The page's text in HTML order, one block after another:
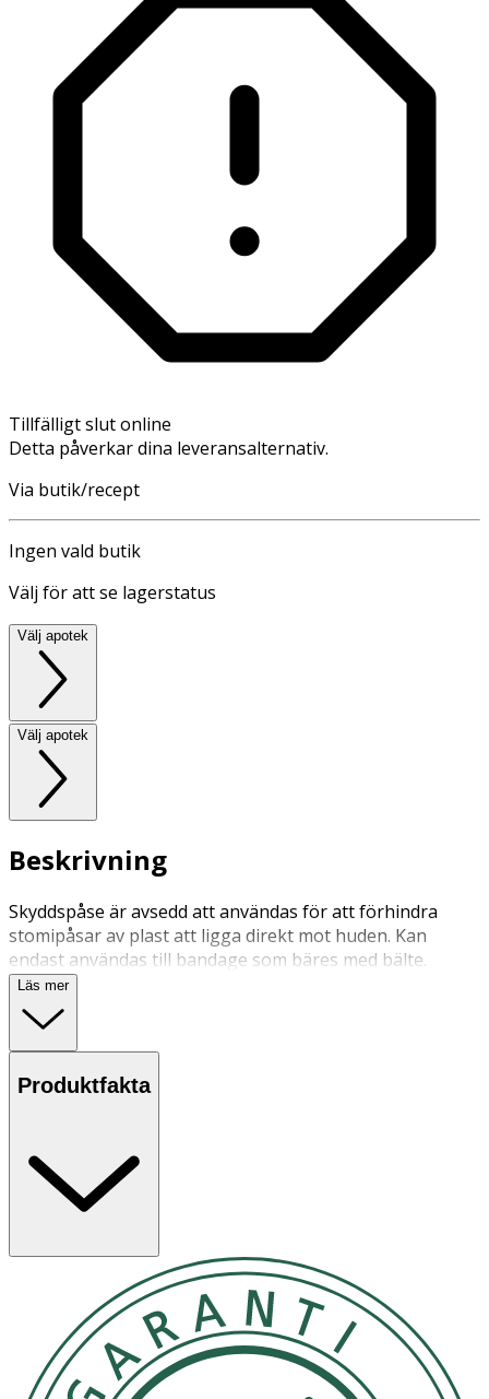
Tillfälligt slut online
Detta påverkar dina leveransalternativ.
Via butik/recept
Ingen vald butik
Välj för att se lagerstatus
Välj apotek
Välj apotek
Beskrivning
Skyddspåse är avsedd att användas för att förhindra
stomipåsar av plast att ligga direkt mot huden. Kan
endast användas till bandage som bäres med bälte.
Läs mer
Produktfakta